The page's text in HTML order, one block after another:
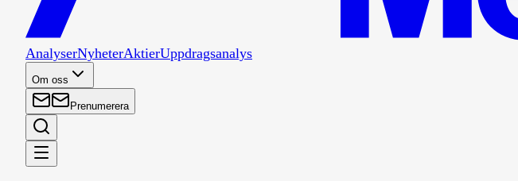
AnalyserNyheterAktierUppdragsanalys
Om oss
Prenumerera